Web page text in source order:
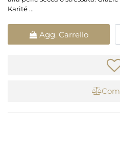
Karité ...
Agg. Carrello